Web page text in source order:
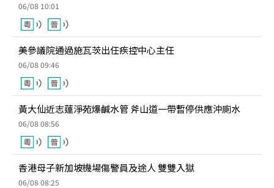
06/08 10:01
美參議院通過施瓦茨出任疾控中心主任
06/08 09:46
黃大仙近志蓮淨苑爆鹹水管 斧山道一帶暫停供應沖廁水
06/08 08:56
香港母子新加坡機場傷警員及途人 雙雙入獄
06/08 08:25